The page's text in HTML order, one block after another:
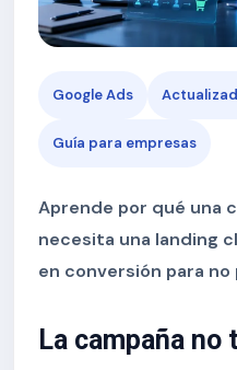
Google Ads
Guía para empresas
Aprende por qué una
necesita una landing
en conversión para
La campaña